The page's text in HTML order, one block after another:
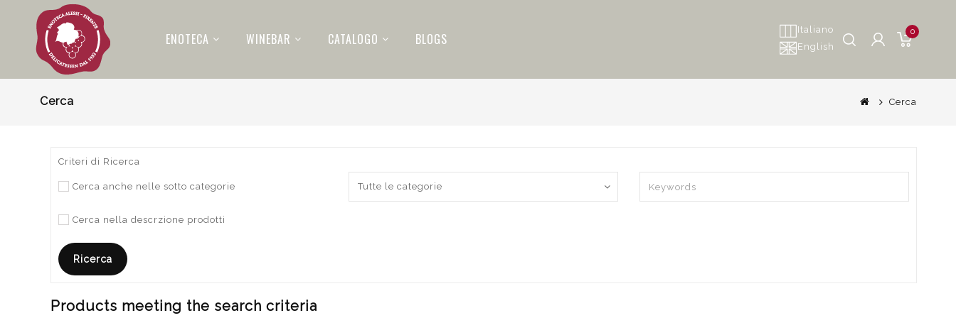
ENOTECA WINEBAR CATALOGO BLOGS
Italiano
English
0
Cerca Cerca
Criteri di Ricerca
Cerca anche nelle sotto categorie
Cerca nella descrzione prodotti
Products meeting the search criteria